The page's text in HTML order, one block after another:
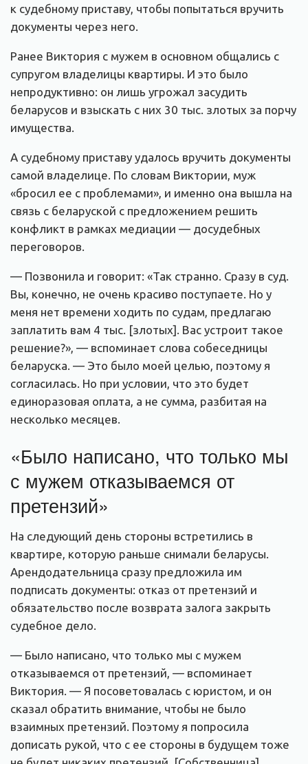
к судебному приставу, чтобы попытаться вручить
документы через него.
Ранее Виктория с мужем в основном общались с
супругом владелицы квартиры. И это было
непродуктивно: он лишь угрожал засудить
беларусов и взыскать с них 30 тыс. злотых за порчу
имущества.
А судебному приставу удалось вручить документы
самой владелице. По словам Виктории, муж
«бросил ее с проблемами», и именно она вышла на
связь с беларуской с предложением решить
конфликт в рамках медиации — досудебных
переговоров.
— Позвонила и говорит: «Так странно. Сразу в суд.
Вы, конечно, не очень красиво поступаете. Но у
меня нет времени ходить по судам, предлагаю
заплатить вам 4 тыс. [злотых]. Вас устроит такое
решение?», — вспоминает слова собеседницы
беларуска. — Это было моей целью, поэтому я
согласилась. Но при условии, что это будет
единоразовая оплата, а не сумма, разбитая на
несколько месяцев.
«Было написано, что только мы
с мужем отказываемся от
претензий»
На следующий день стороны встретились в
квартире, которую раньше снимали беларусы.
Арендодательница сразу предложила им
подписать документы: отказ от претензий и
обязательство после возврата залога закрыть
судебное дело.
— Было написано, что только мы с мужем
отказываемся от претензий, — вспоминает
Виктория. — Я посоветовалась с юристом, и он
сказал обратить внимание, чтобы не было
взаимных претензий. Поэтому я попросила
дописать рукой, что с ее стороны в будущем тоже